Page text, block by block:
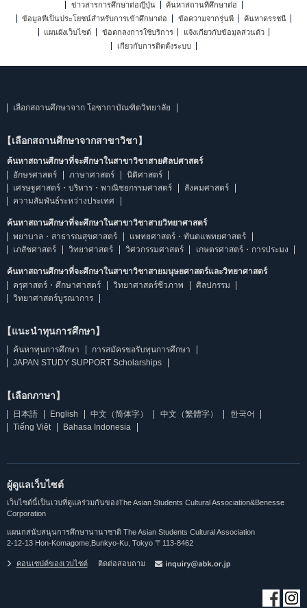
ข่าวสารการศึกษาต่อญี่ปุ่น
ค้นหาสถานที่ศึกษาต่อ
ข้อมูลที่เป็นประโยชน์สำหรับการเข้าศึกษาต่อ
ข้อความจากรุ่นพี่
ค้นหาดรรชนี
แผนผังเว็บไซต์
ข้อตกลงการใช้บริการ
แจ้งเกี่ยวกับข้อมูลส่วนตัว
เกี่ยวกับการติดตั้งระบบ
เลือกสถานศึกษาจาก โอซากาบัณฑิตวิทยาลัย
【เลือกสถานศึกษาจากสาขาวิชา】
ค้นหาสถานศึกษาที่จะศึกษาในสาขาวิชาสายศิลปศาสตร์
อักษรศาสตร์
ภาษาศาสตร์
นิติศาสตร์
เศรษฐศาสตร์・บริหาร・พาณิชยกรรมศาสตร์
สังคมศาสตร์
ความสัมพันธ์ระหว่างประเทศ
ค้นหาสถานศึกษาที่จะศึกษาในสาขาวิชาสายวิทยาศาสตร์
พยาบาล・สาธารณสุขศาสตร์
แพทยศาสตร์・ทันตแพทยศาสตร์
เภสัชศาสตร์
วิทยาศาสตร์ วิศวกรรมศาสตร์ เกษตรศาสตร์・การประมง
ค้นหาสถานศึกษาที่จะศึกษาในสาขาวิชาสายมนุษยศาสตร์และวิทยาศาสตร์
ครุศาสตร์・ศึกษาศาสตร์
วิทยาศาสตร์ชีวภาพ
ศิลปกรรม
วิทยาศาสตร์บูรณาการ
【แนะนำทุนการศึกษา】
ค้นหาทุนการศึกษา
การสมัครขอรับทุนการศึกษา
JAPAN STUDY SUPPORT Scholarships
【เลือกภาษา】
日本語 English 中文（简体字） 中文（繁體字）
한국어
Tiếng Việt
Bahasa Indonesia
ผู้ดูแลเว็บไซต์
เว็บไซต์นี้เป็นเวบที่ดูแลร่วมกันของThe Asian Students Cultural Association&Benesse
Corporation
แผนกสนับสนุนการศึกษานานาชาติ The Asian Students Cultural Association
2-12-13 Hon-Komagome,Bunkyo-Ku, Tokyo 〒113-8462
คอนเซปต์ของเวบไซต์ ติดต่อสอบถาม